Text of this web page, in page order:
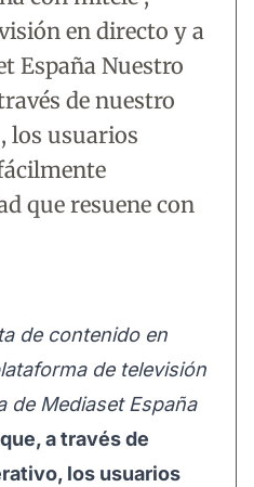
en directo y a
España Nuestro
de nuestro
los usuarios
que resuene con
de contenido en
de televisión
de Mediaset España
a través de
los usuarios